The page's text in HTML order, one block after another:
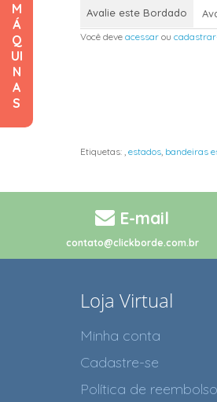
M
Á
Q
UI
N
A
S
Avalie este Bordado
Você deve acessar ou
Etiquetas: estados bandeiras
E-mail
contato@clickborde.com.br
Loja Virtual
Minha conta
Cadastre-se
Política de reembolso